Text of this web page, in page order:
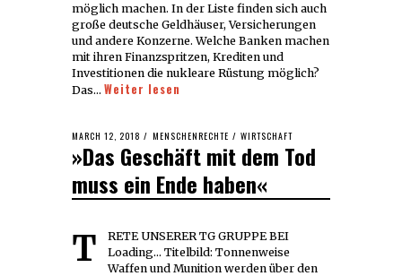
möglich machen. In der Liste finden sich auch
große deutsche Geldhäuser, Versicherungen
und andere Konzerne. Welche Banken machen
mit ihren Finanzspritzen, Krediten und
Investitionen die nukleare Rüstung möglich?
Das… Weiter lesen
POSTED
MARCH 12, 2018 MARCH
2018
MENSCHENRECHTE / WIRTSCHAFT
»Das Geschäft mit dem Tod
muss ein Ende haben«
TRETE UNSERER TG GRUPPE BEI
Loading... Titelbild: Tonnenweise
Waffen und Munition werden über den